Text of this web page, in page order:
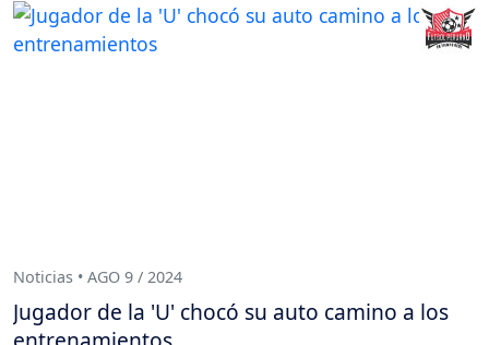
Noticias • AGO 9 / 2024
Jugador de la 'U' chocó su auto camino a los